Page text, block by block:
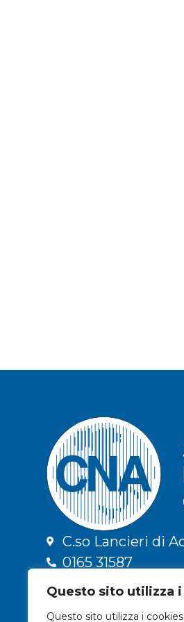
Questo sito utilizza
Questo sito utilizza i
C.so Lancieri di
0165 31587
info@cna.ao.it